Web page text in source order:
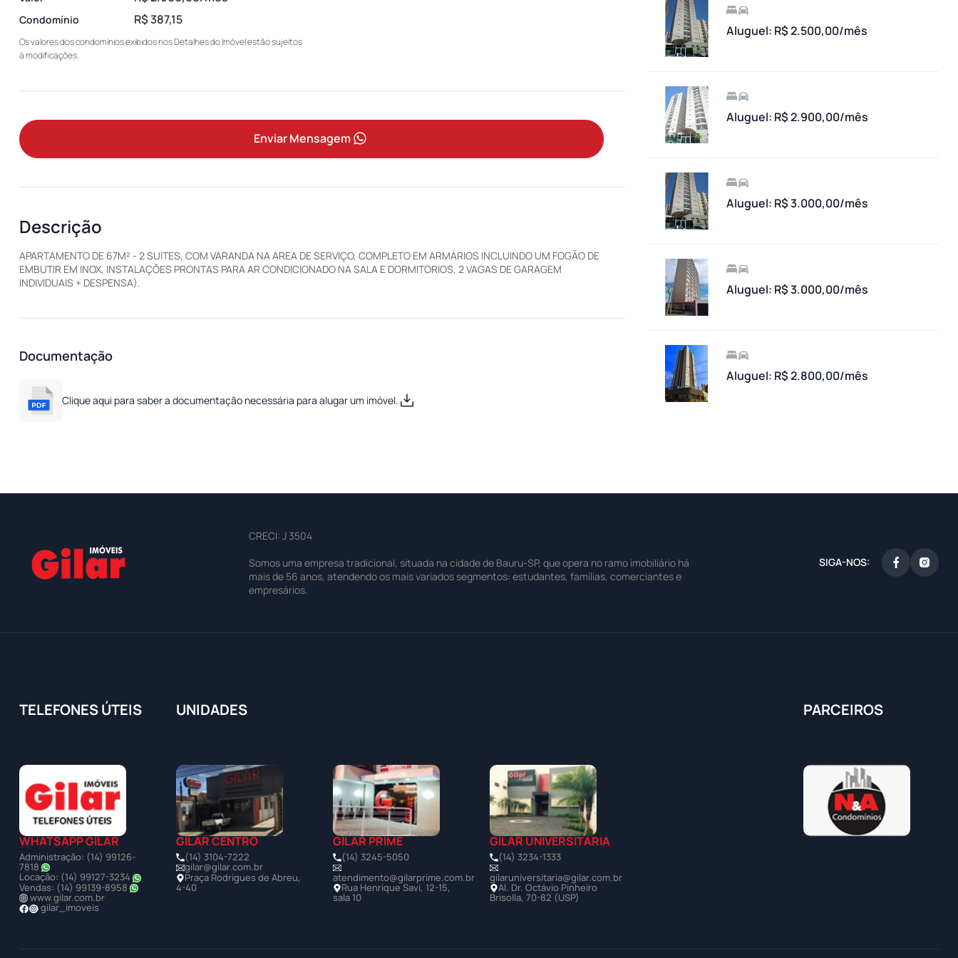
Condomínio R$ 387,15
Os valores dos condomínios exibidos nos Detalhes do Imóvel estão sujeitos
à modificações.
Enviar Mensagem
Descrição
APARTAMENTO DE 67M² - 2 SUITES, COM VARANDA NA AREA DE SERVIÇO, COMPLETO EM ARMÁRIOS INCLUINDO UM FOGÃO DE
EMBUTIR EM INOX, INSTALAÇÕES PRONTAS PARA AR CONDICIONADO NA SALA E DORMITORIOS, 2 VAGAS DE GARAGEM
INDIVIDUAIS + DESPENSA).
Documentação
Clique aqui para saber a documentação necessária para alugar um imóvel.
Aluguel: R$ 2.500,00/mês
Aluguel: R$ 2.900,00/mês
Aluguel: R$ 3.000,00/mês
Aluguel: R$ 3.000,00/mês
Aluguel: R$ 2.800,00/mês
CRECI: J 3504
Somos uma empresa tradicional, situada na cidade de Bauru-SP, que opera no ramo imobiliário há
mais de 56 anos, atendendo os mais variados segmentos: estudantes, famílias, comerciantes e
empresários.
SIGA-NOS:
TELEFONES ÚTEIS UNIDADES PARCEIROS
WHATSAPP GILAR
Administração: (14) 99126-
7818
Locação: (14) 99127-3234
Vendas: (14) 99139-8958
www.gilar.com.br
gilar_imoveis
GILAR CENTRO
(14) 3104-7222
gilar@gilar.com.br
Praça Rodrigues de Abreu,
4-40
GILAR PRIME
(14) 3245-5050
atendimento@gilarprime.com.br
Rua Henrique Savi, 12-15,
sala 10
GILAR UNIVERSITÁRIA
(14) 3234-1333
gilaruniversitaria@gilar.com.br
Al. Dr. Octávio Pinheiro
Brisolla, 70-82 (USP)